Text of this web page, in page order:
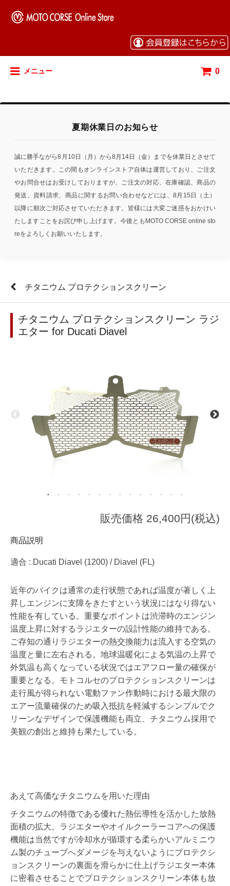
メニュー 0
夏期休業日のお知らせ
誠に勝手ながら8月10日（月）から8月14日（金）までを休業日とさせて
いただきます。この間もオンラインストア自体は運営しており、ご注文
やお問合せはお受けしておりますが、ご注文の対応、在庫確認、商品の
発送、資料請求、商品に関するお問い合わせなどには、8月15日（土）
以降に順次ご対応させていただきます。皆様には大変ご迷惑をおかけい
たしますことをお詫び申し上げます。今後ともMOTO CORSE online sto
reをよろしくお願いいたします。
チタニウム プロテクションスクリーン
チタニウム プロテクションスクリーン ラジ
エター for Ducati Diavel
販売価格 26,400円(税込)
商品説明
適合 : Ducati Diavel (1200) / Diavel (FL)
近年のバイクは通常の走行状態であれば温度が著しく上
昇しエンジンに支障をきたすという状況にはなり得ない
性能を有している。重要なポイントは渋滞時のエンジン
温度上昇に対するラジエターの設計性能の維持である。
ご存知の通りラジエターの熱交換能力は流入する空気の
温度と量に左右される。地球温暖化による気温の上昇で
外気温も高くなっている状況ではエアフロー量の確保が
重要となる。モトコルセのプロテクションスクリーンは
走行風が得られない電動ファン作動時における最大限の
エアー流量確保のため吸入抵抗を軽減するシンプルでク
リーンなデザインで保護機能も両立、チタニウム採用で
美観の創出と維持も果たしている。
あえて高価なチタニウムを用いた理由
チタニウムの特徴である優れた熱伝導性を活かした放熱
面積の拡大。ラジエターやオイルクーラーコアへの保護
機能は当然ですが冷却水が循環する柔らかいアルミニウ
ム製のチューブへダメージを与えないようにプロテクシ
ョンスクリーンの裏面を滑らかに仕上げラジエター本体
に密着させることでプロテクションスクリーン本体も放